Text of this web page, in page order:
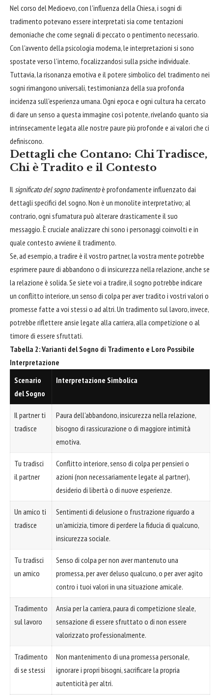
Nel corso del Medioevo, con l'influenza della Chiesa, i sogni di
tradimento potevano essere interpretati sia come tentazioni
demoniache che come segnali di peccato o pentimento necessario.
Con l'avvento della psicologia moderna, le interpretazioni si sono
spostate verso l'interno, focalizzandosi sulla psiche individuale.
Tuttavia, la risonanza emotiva e il potere simbolico del tradimento nei
sogni rimangono universali, testimonianza della sua profonda
incidenza sull'esperienza umana. Ogni epoca e ogni cultura ha cercato
di dare un senso a questa immagine così potente, rivelando quanto sia
intrinsecamente legata alle nostre paure più profonde e ai valori che ci
definiscono.
Dettagli che Contano: Chi Tradisce,
Chi è Tradito e il Contesto
Il significato del sogno tradimentoè profondamente influenzato dai
dettagli specifici del sogno. Non è un monolite interpretativo; al
contrario, ogni sfumatura può alterare drasticamente il suo
messaggio. È cruciale analizzare chi sono i personaggi coinvolti e in
quale contesto avviene il tradimento.
Se, ad esempio, a tradire è il vostro partner, la vostra mente potrebbe
esprimere paure di abbandono o di insicurezza nella relazione, anche se
la relazione è solida. Se siete voi a tradire, il sogno potrebbe indicare
un conflitto interiore, un senso di colpa per aver tradito i vostri valori o
promesse fatte a voi stessi o ad altri. Un tradimento sul lavoro, invece,
potrebbe riflettere ansie legate alla carriera, alla competizione o al
timore di essere sfruttati.
Tabella 2: Varianti del Sogno di Tradimento e Loro Possibile
Interpretazione
Scenario
del Sogno
Interpretazione Simbolica
Il partner ti
tradisce
Paura dell'abbandono, insicurezza nella relazione,
bisogno di rassicurazione o di maggiore intimità
emotiva.
Tu tradisci
il partner
Conflitto interiore, senso di colpa per pensieri o
azioni (non necessariamente legate al partner),
desiderio di libertà o di nuove esperienze.
Un amico ti
tradisce
Sentimenti di delusione o frustrazione riguardo a
un'amicizia, timore di perdere la fiducia di qualcuno,
insicurezza sociale.
Tu tradisci
un amico
Senso di colpa per non aver mantenuto una
promessa, per aver deluso qualcuno, o per aver agito
contro i tuoi valori in una situazione amicale.
Tradimento
sul lavoro
Ansia per la carriera, paura di competizione sleale,
sensazione di essere sfruttato o di non essere
valorizzato professionalmente.
Tradimento
di se stessi
Non mantenimento di una promessa personale,
ignorare i propri bisogni, sacrificare la propria
autenticità per altri.